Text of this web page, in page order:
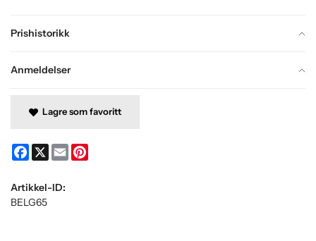
Prishistorikk
Anmeldelser
Lagre som favoritt
Facebook
X Email
Artikkel-ID:
BELG65